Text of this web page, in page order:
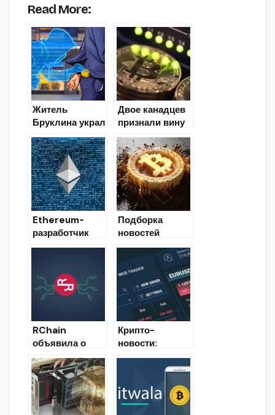
Read More:
Житель
Бруклина украл
$1 млн в
криптовалюте с
помощью SIM-
свопинга
Двое канадцев
признали вину
в обмане
биткоин-
инвестора на
$140 000 под
видом биржи
HitBTC
Ethereum-
разработчик
Вирджил
отказался
признать вину в
нарушении
режима
Подборка
новостей
30.08.2019
RChain
объявила о
скором запуске
своей сети
Крипто-
новости:
последние
события мира
криптовалют
25.03.2020